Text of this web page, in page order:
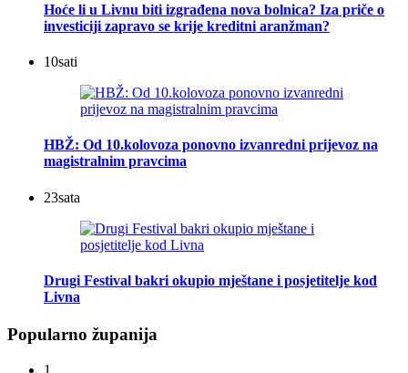
Hoće li u Livnu biti izgrađena nova bolnica? Iza priče o
investiciji zapravo se krije kreditni aranžman?
10sati
HBŽ: Od 10.kolovoza ponovno izvanredni prijevoz na
magistralnim pravcima
23sata
Drugi Festival bakri okupio mještane i posjetitelje kod
Livna
Popularno županija
1